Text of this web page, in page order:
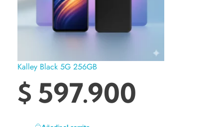
Kalley Black 5G 256GB
$ 597.900